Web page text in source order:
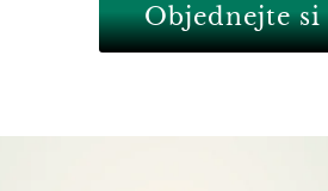
Objednejte